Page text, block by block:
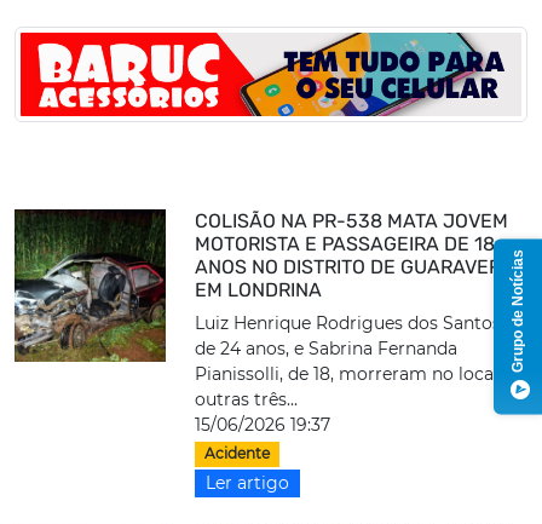
COLISÃO NA PR-538 MATA JOVEM
MOTORISTA E PASSAGEIRA DE 18
ANOS NO DISTRITO DE GUARAVERA,
EM LONDRINA
Luiz Henrique Rodrigues dos Santos,
de 24 anos, e Sabrina Fernanda
Pianissolli, de 18, morreram no local;
outras três...
15/06/2026 19:37
Acidente
Ler artigo
Grupo de Notícias